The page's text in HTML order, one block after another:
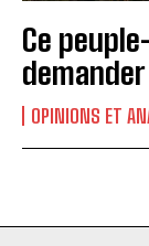
Ce
OPINIONS ET